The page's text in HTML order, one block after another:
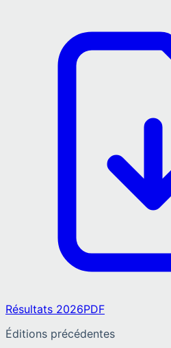
Résultats 2026PDF
Éditions précédentes